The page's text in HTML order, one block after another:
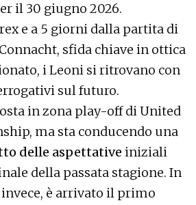
il 30 giugno 2026.
e a 5 giorni dalla partita di
sfida chiave in ottica
i Leoni si ritrovano con
sul futuro.
in zona play-off di United
ma sta conducendo una
delle aspettative iniziali
della passata stagione. In
è arrivato il primo